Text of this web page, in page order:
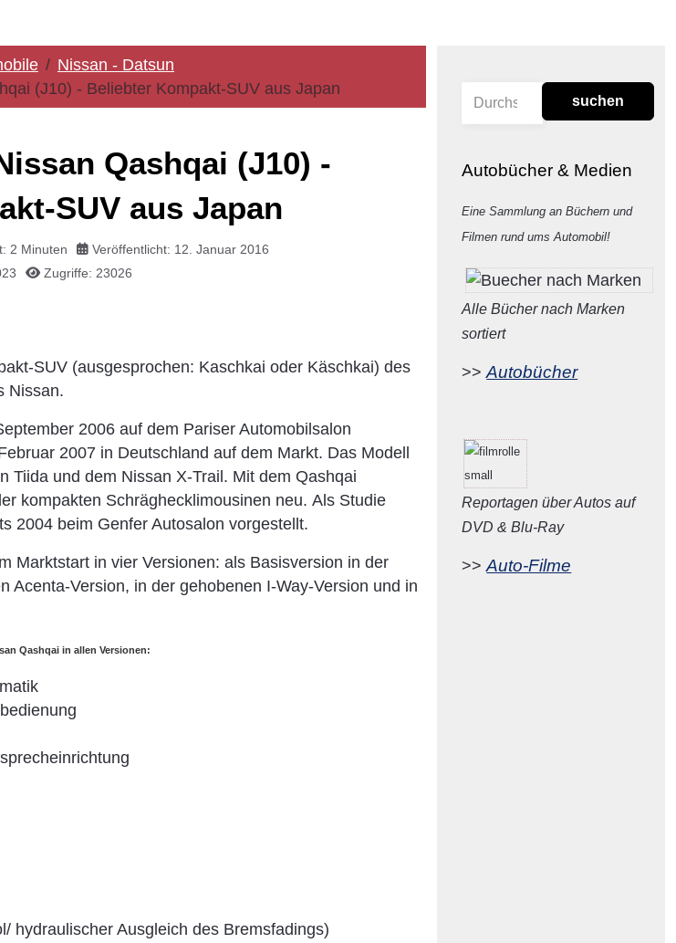
Nissan - Datsun
(J10) - Beliebter Kompakt-SUV aus Japan
Qashqai (J10) -
SUV aus Japan
2 Minuten
Veröffentlicht: 12. Januar 2016
Zugriffe: 23026
SUV (ausgesprochen: Kaschkai oder Käschkai) des
Nissan.
2006 auf dem Pariser Automobilsalon
2007 in Deutschland auf dem Markt. Das Modell
Tiida und dem Nissan X-Trail. Mit dem Qashqai
kompakten Schräghecklimousinen neu. Als Studie
2004 beim Genfer Autosalon vorgestellt.
Marktstart in vier Versionen: als Basisversion in der
Acenta-Version, in der gehobenen I-Way-Version und in
Qashqai in allen Versionen:
hydraulischer Ausgleich des Bremsfadings)
suchen
Autobücher & Medien
Eine Sammlung an Büchern und
Filmen rund ums Automobil!
Alle Bücher nach Marken
sortiert
>> Autobücher
Reportagen über Autos auf
DVD & Blu-Ray
>> Auto-Filme